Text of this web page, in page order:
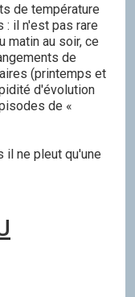
de température
: il n'est pas rare
matin au soir, ce
de
(printemps et
d'évolution
de «
il ne pleut qu'une